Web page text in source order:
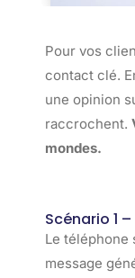
Pour vos
contact clé.
une opinion
raccrochent.
mondes.
Scénario 1
Le téléphone
message